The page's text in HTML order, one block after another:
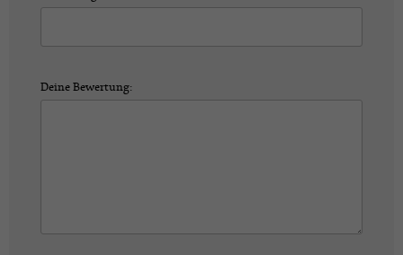
Deine Bewertung: